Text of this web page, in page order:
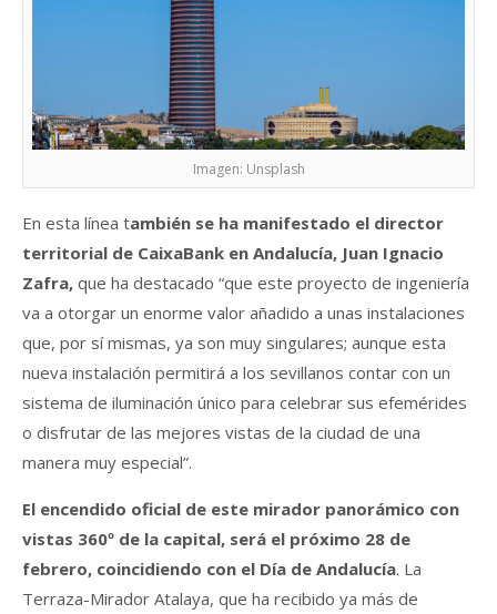
Imagen: Unsplash
En esta línea también se ha manifestado el director
territorial de CaixaBank en Andalucía, Juan Ignacio
Zafra, que ha destacado “que este proyecto de ingeniería
va a otorgar un enorme valor añadido a unas instalaciones
que, por sí mismas, ya son muy singulares; aunque esta
nueva instalación permitirá a los sevillanos contar con un
sistema de iluminación único para celebrar sus efemérides
o disfrutar de las mejores vistas de la ciudad de una
manera muy especial”.
El encendido oficial de este mirador panorámico con
vistas 360º de la capital, será el próximo 28 de
febrero, coincidiendo con el Día de Andalucía. La
Terraza-Mirador Atalaya, que ha recibido ya más de